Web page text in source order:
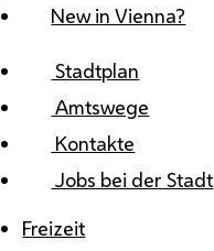
New in Vienna?
Stadtplan
Amtswege
Kontakte
Jobs bei der Stadt
Freizeit